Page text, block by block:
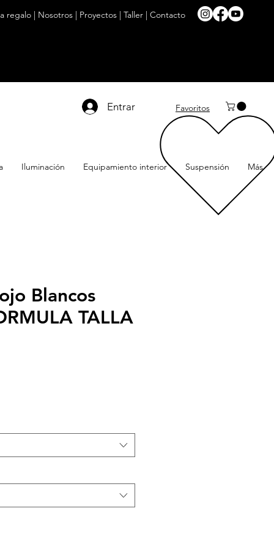
regalo | Nosotros | Proyectos | Taller | Contacto
Entrar Favoritos
Iluminación Equipamiento interior Suspensión Más
Blancos
TALLA